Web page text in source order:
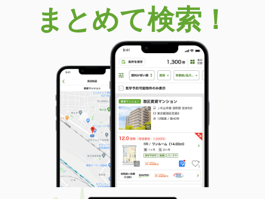
奈良県橿原市葛本町
価 格
6.40万円
奈良県橿原市葛本町
40.03m²
間取り
1LDK
奈良県橿原市葛本町
価 格
7.95万円
住 所
奈良県橿原市葛本町
専有面積 56.44m²
間取り
2LDK
奈良県橿原市葛本町
まとめて検索！